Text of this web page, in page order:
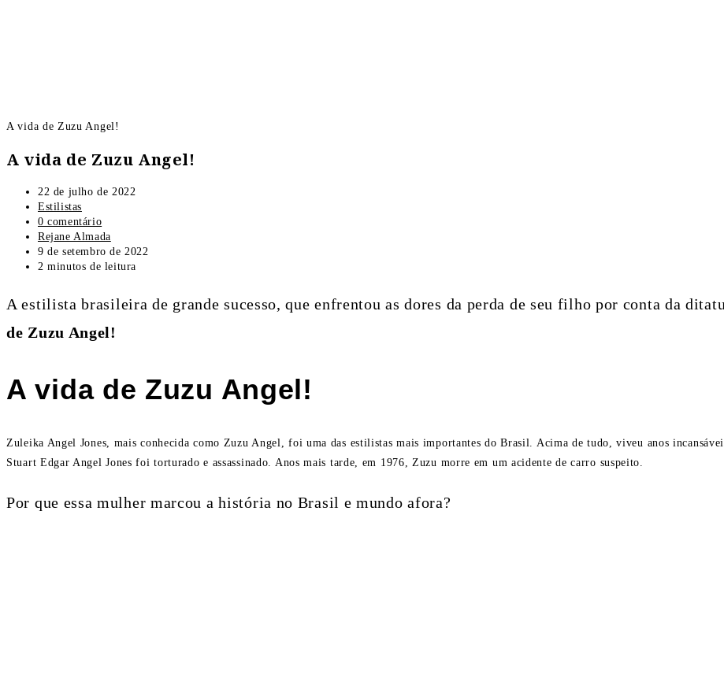
A vida de Zuzu Angel!
A vida de Zuzu Angel!
22 de julho de 2022
Estilistas
0 comentário
Rejane Almada
9 de setembro de 2022
2 minutos de leitura
A estilista brasileira de grande sucesso, que enfrentou as dores da perda de seu filho por conta da
de Zuzu Angel!
A vida de Zuzu Angel!
Zuleika Angel Jones, mais conhecida como Zuzu Angel, foi uma das estilistas mais importantes do Brasil. Acima de tudo, viveu anos
Stuart Edgar Angel Jones foi torturado e assassinado. Anos mais tarde, em 1976, Zuzu morre em um acidente de carro suspeito.
Por que essa mulher marcou a história no Brasil e mundo afora?